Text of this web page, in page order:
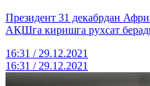
Президент 31 декабрдан
АҚШга киришга рухсат
16:31 / 29.12.2021
16:31 / 29.12.2021